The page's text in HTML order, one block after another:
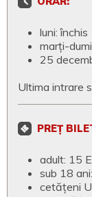
luni: închis
marți-
25
Ultima intrare
PREȚ
adult: 15
sub 18
cetățeni